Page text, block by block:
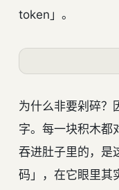
token」。
为什么非要剁碎？
字。每一块积木都
吞进肚子里的，是
码」，在它眼里其